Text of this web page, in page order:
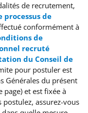
de recrutement,
processus de
conformément à
de
recruté
du Conseil de
pour postuler est
Générales du présent
page) et est fixée à
postulez, assurez-vous